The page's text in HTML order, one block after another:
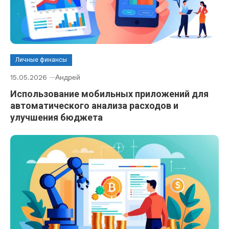
Личные финансы
15.05.2026 Андрей
Использование мобильных приложений для
автоматического анализа расходов и
улучшения бюджета